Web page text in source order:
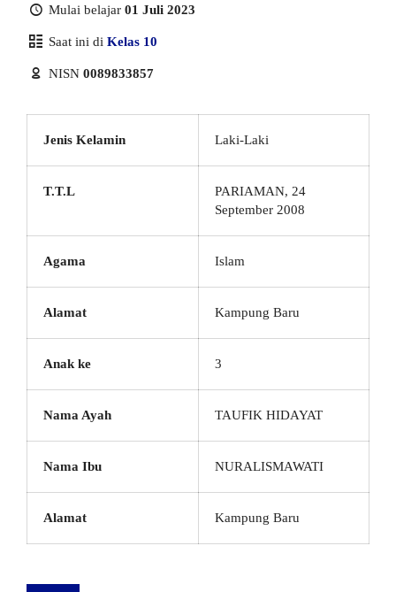
Mulai belajar 01 Juli 2023
Saat ini di Kelas 10
NISN 0089833857
Jenis Kelamin Laki-Laki
T.T.L
PARIAMAN, 24
September 2008
Agama Islam
Alamat Kampung Baru
Anak ke 3
Nama Ayah TAUFIK HIDAYAT
Nama Ibu NURALISMAWATI
Alamat Kampung Baru